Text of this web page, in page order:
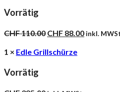
Vorrätig
CHF110.00 Ursprünglicher
war:
CHF 88.00Aktueller
inkl. MWSt
1 × Edle Grillschürze
Vorrätig